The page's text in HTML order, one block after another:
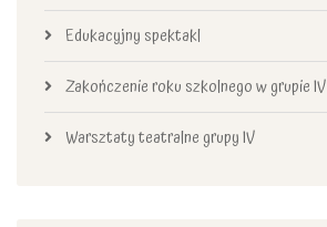
Edukacyjny spektakl
Zakończenie roku szkolnego w grupie IV
Warsztaty teatralne grupy IV